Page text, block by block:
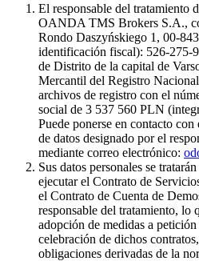
El responsable del tratamiento
OANDA TMS Brokers S.A.,
Rondo Daszyńskiego 1, 00-
identificación fiscal): 526-275-
de Distrito de la capital de
Mercantil del Registro
archivos de registro con el
social de 3 537 560 PLN
Puede ponerse en contacto
de datos designado por el
mediante correo electrónico:
Sus datos personales se
ejecutar el Contrato de
el Contrato de Cuenta de
responsable del tratamiento, lo
adopción de medidas a
celebración de dichos
obligaciones derivadas de la